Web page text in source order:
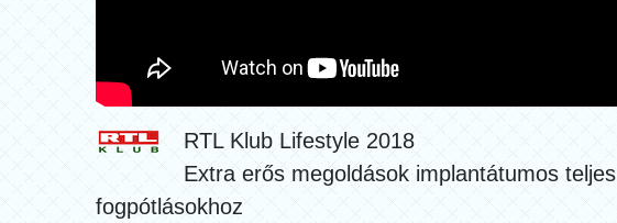
RTL Klub Lifestyle 2018
Extra erős megoldások implantátumos teljes
fogpótlásokhoz